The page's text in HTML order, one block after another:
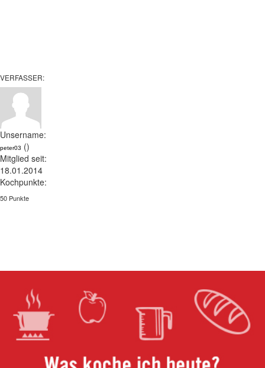
VERFASSER:
Unsername:
peter03 ()
Mitglied seit:
18.01.2014
Kochpunkte:
50 Punkte